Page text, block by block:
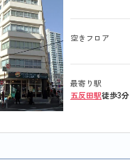
空きフロア
最寄り駅
五反田駅徒歩3分